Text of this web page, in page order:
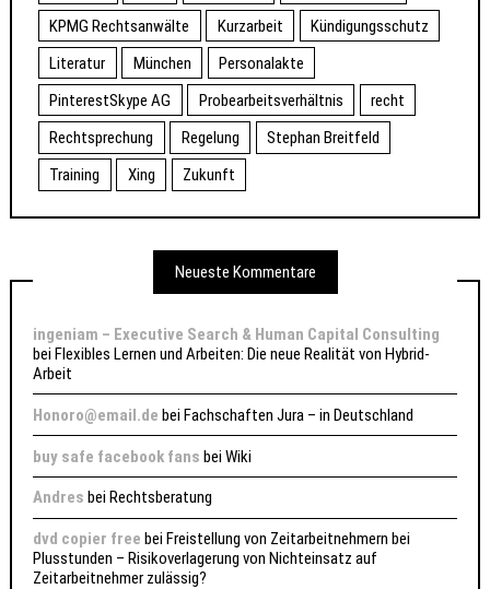
KPMG Rechtsanwälte
Kurzarbeit
Kündigungsschutz
Literatur
München
Personalakte
PinterestSkype AG
Probearbeitsverhältnis
recht
Rechtsprechung
Regelung
Stephan Breitfeld
Training
Xing Zukunft
Neueste Kommentare
ingeniam – Executive Search & Human Capital Consulting
beiFlexibles Lernen und Arbeiten: Die neue Realität von Hybrid-
Arbeit
Honoro@email.de beiFachschaften Jura – in Deutschland
buy safe facebook fans beiWiki
Andres beiRechtsberatung
dvd copier free beiFreistellung von Zeitarbeitnehmern bei
Plusstunden – Risikoverlagerung von Nichteinsatz auf
Zeitarbeitnehmer zulässig?